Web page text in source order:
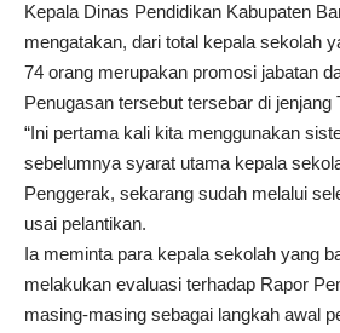
Kepala Dinas Pendidikan Kabupaten
mengatakan, dari total kepala sekolah
74 orang merupakan promosi jabatan
Penugasan tersebut tersebar di jenjang
“Ini pertama kali kita menggunakan
sebelumnya syarat utama kepala
Penggerak, sekarang sudah melalui
usai pelantikan.
Ia meminta para kepala sekolah yang
melakukan evaluasi terhadap Rapor
masing-masing sebagai langkah awal